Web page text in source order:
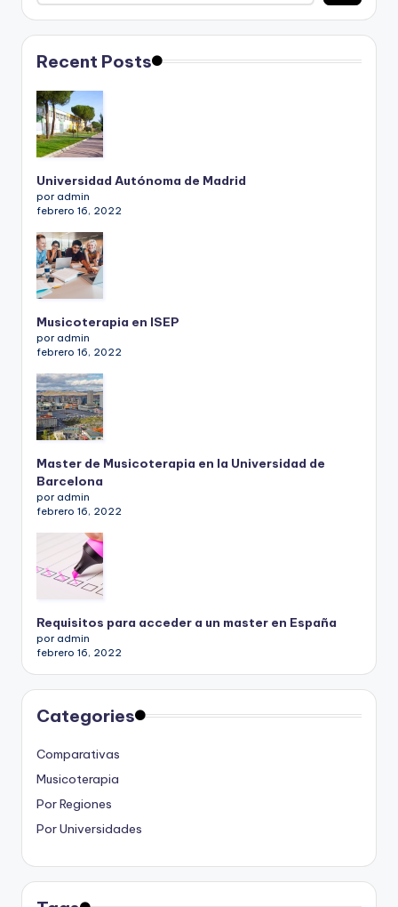
Recent Posts
Universidad Autónoma de Madrid
por admin
febrero 16, 2022
Musicoterapia en ISEP
por admin
febrero 16, 2022
Master de Musicoterapia en la Universidad de
Barcelona
por admin
febrero 16, 2022
Requisitos para acceder a un master en España
por admin
febrero 16, 2022
Categories
Comparativas
Musicoterapia
Por Regiones
Por Universidades